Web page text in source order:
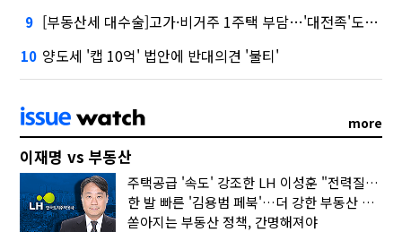
9 [부동산세 대수술]고가·비거주 1주택 부담…'대전족'도 불똥
10 양도세 '캡 10억' 법안에 반대의견 '불티'
more
이재명 vs 부동산
주택공급 '속도' 강조한 LH 이성훈 "전력질주해야"
한 발 빠른 '김용범 페북'…더 강한 부동산 규제 나오나
쏟아지는 부동산 정책, 간명해져야